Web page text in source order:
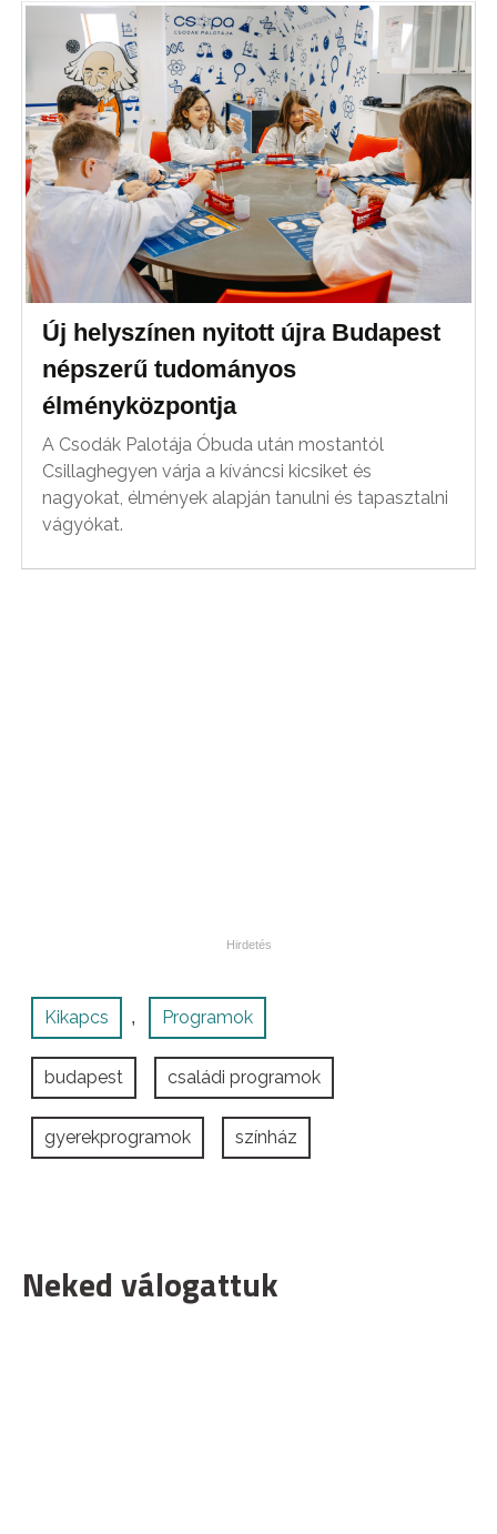
Új helyszínen nyitott újra Budapest
népszerű tudományos
élményközpontja
A Csodák Palotája Óbuda után mostantól
Csillaghegyen várja a kíváncsi kicsiket és
nagyokat, élmények alapján tanulni és tapasztalni
vágyókat.
Kikapcs , Programok
budapest családi programok
gyerekprogramok színház
Neked válogattuk